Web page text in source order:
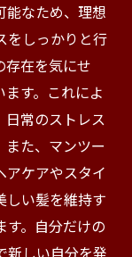
能なため、理想
をしっかりと行
存在を気にせ
す。これによ
日常のストレス
た、マンツー
アケアやスタイ
しい髪を維持す
す。自分だけの
新しい自分を発